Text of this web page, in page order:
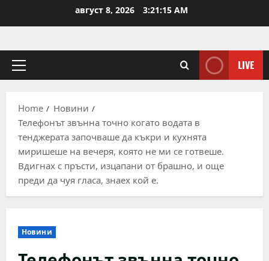
август 8, 2026 3:21:16 AM
Primary
LIVE
Home
Новини
Телефонът звънна точно когато водата в
тенджерата започваше да къкри и кухнята
миришеше на вечеря, която не ми се готвеше.
Вдигнах с пръсти, изцапани от брашно, и още
преди да чуя гласа, знаех кой е.
Новини